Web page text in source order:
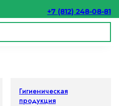
+7 (812) 248-08-81
Гигиеническая
продукция